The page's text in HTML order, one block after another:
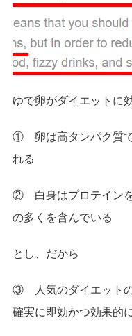
ゆで卵がダイエットに
① 卵は高タンパク質で
れる
② 白身はプロテインを
の多くを含んでいる
とし、だから
③ 人気のダイエットの
確実に即効かつ効果的